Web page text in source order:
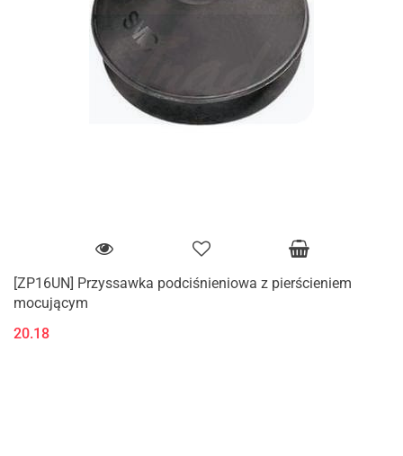
[ZP16UN] Przyssawka podciśnieniowa z pierścieniem
mocującym
20.18